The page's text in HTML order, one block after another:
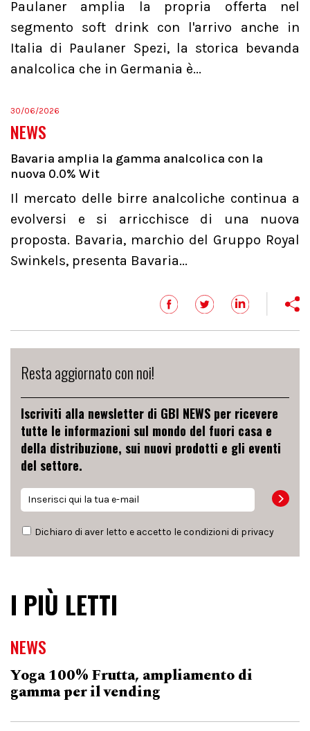
Paulaner amplia la propria offerta nel
segmento soft drink con l'arrivo anche in
Italia di Paulaner Spezi, la storica bevanda
analcolica che in Germania è...
30/06/2026
NEWS
Bavaria amplia la gamma analcolica con la
nuova 0.0% Wit
Il mercato delle birre analcoliche continua a
evolversi e si arricchisce di una nuova
proposta. Bavaria, marchio del Gruppo Royal
Swinkels, presenta Bavaria...
Resta aggiornato con noi!
Iscriviti alla newsletter di GBI NEWS per ricevere
tutte le informazioni sul mondo del fuori casa e
della distribuzione, sui nuovi prodotti e gli eventi
del settore.
Dichiaro di aver letto e accetto le condizioni di privacy
I PIÙ LETTI
NEWS
Yoga 100% Frutta, ampliamento di
gamma per il vending